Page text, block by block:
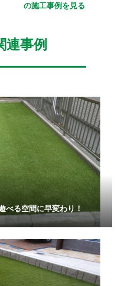
の施工事例を見る
連事例
べる空間に早変わり！